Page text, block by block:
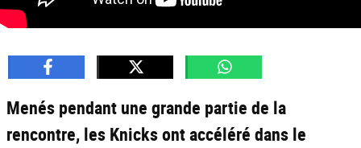
Menés pendant une grande partie de la
rencontre, les Knicks ont accéléré dans le